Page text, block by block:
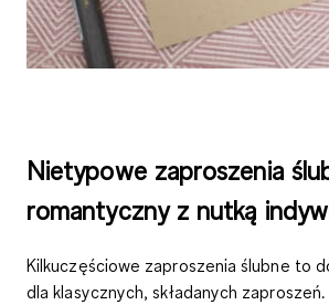
Nietypowe zaproszenia
romantyczny z nutką
Kilkuczęściowe zaproszenia ślubne to
dla klasycznych, składanych zaproszeń.